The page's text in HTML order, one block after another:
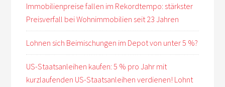
Immobilienpreise fallen im Rekordtempo: stärkster
Preisverfall bei Wohnimmobilien seit 23 Jahren
Lohnen sich Beimischungen im Depot von unter 5 %?
US-Staatsanleihen kaufen: 5 % pro Jahr mit
kurzlaufenden US-Staatsanleihen verdienen! Lohnt